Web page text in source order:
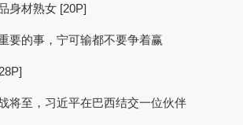
身材熟女 [20P]
要的事，宁可输都不要争着赢
将至，习近平在巴西结交一位伙伴